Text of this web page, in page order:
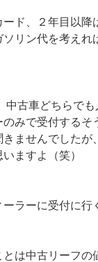
ド、２年目以降
リン代を考えれ
中古車どちらで
みで受付するそ
きませんでしたが
ますよ（笑）
ラーに受付に行
とは中古リーフの